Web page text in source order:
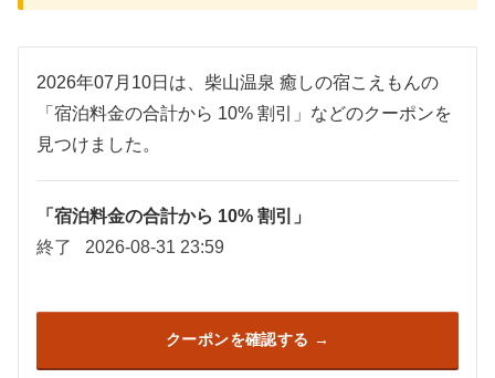
2026年07月10日は、柴山温泉 癒しの宿こえもんの
「宿泊料金の合計から 10% 割引」などのクーポンを
見つけました。
「宿泊料金の合計から 10% 割引」
終了
2026-08-31 23:59
クーポンを確認する